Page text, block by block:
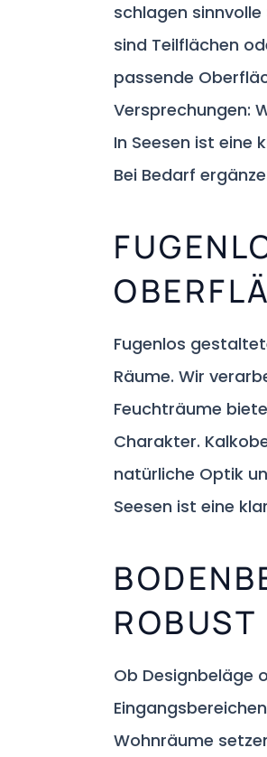
schlagen
sind Teilflächen
passende
Versprechungen:
In Seesen ist eine
Bei Bedarf
Fugenlos
Räume. Wir
Feuchträume
Charakter.
natürliche Optik
Seesen ist eine
Ob Designbeläge
Wohnräume